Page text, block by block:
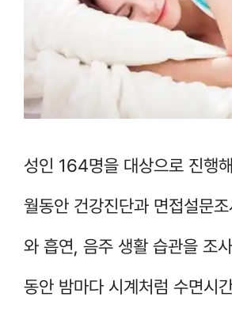
성인 164명을 대상으로 진행
월동안 건강진단과 면접설문
와 흡연, 음주 생활 습관을 조
동안 밤마다 시계처럼 수면시